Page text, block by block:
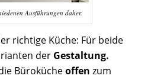
Ausführungen daher.
richtige Küche: Für beide
der Gestaltung.
Bürokücheoffen zum